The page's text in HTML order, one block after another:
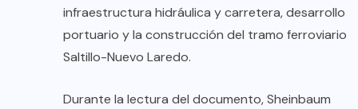
infraestructura hidráulica y carretera, desarrollo
portuario y la construcción del tramo ferroviario
Saltillo-Nuevo Laredo.
Durante la lectura del documento, Sheinbaum